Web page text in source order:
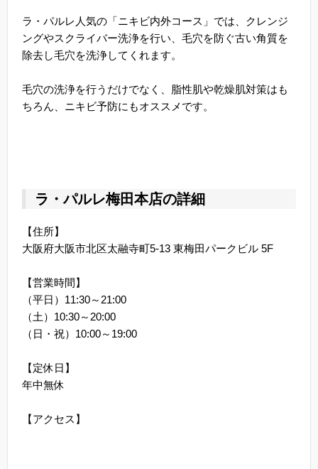
ラ・パルレ人気の「ニキビ内外コース」では、クレンジ
ングやスクライバー洗浄を行い、毛穴を防ぐ古い角質を
除去し毛穴を洗浄してくれます。
毛穴の洗浄を行うだけでなく、脂性肌や乾燥肌対策はも
ちろん、ニキビ予防にもオススメです。
ラ・パルレ梅田本店の詳細
【住所】
大阪府大阪市北区太融寺町5-13 東梅田パークビル 5F
【営業時間】
（平日）11:30～21:00
（土）10:30～20:00
（日・祝）10:00～19:00
【定休日】
年中無休
【アクセス】